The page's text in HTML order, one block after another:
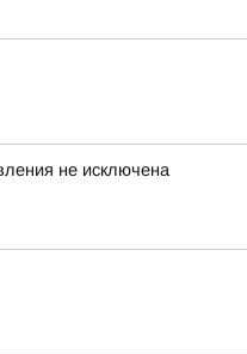
не исключена